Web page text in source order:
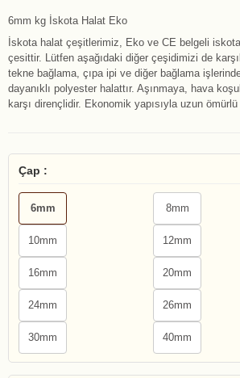
6mm kg İskota Halat Eko
İskota halat çeşitlerimiz, Eko ve CE belgeli
çesittir. Lütfen aşağıdaki diğer çeşidimizi de
tekne bağlama, çıpa ipi ve diğer bağlama
dayanıklı polyester halattır. Aşınmaya, hava
karşı dirençlidir. Ekonomik yapısıyla uzun
Çap :
6mm 8mm
10mm 12mm
16mm 20mm
24mm 26mm
30mm 40mm